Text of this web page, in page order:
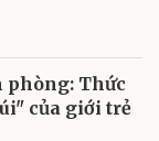
phòng: Thức
của giới trẻ